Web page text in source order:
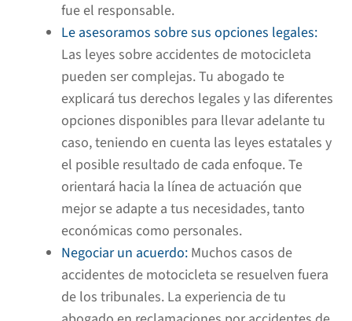
fue el responsable.
Le asesoramos sobre sus opciones legales:
Las leyes sobre accidentes de motocicleta
pueden ser complejas. Tu abogado te
explicará tus derechos legales y las diferentes
opciones disponibles para llevar adelante tu
caso, teniendo en cuenta las leyes estatales y
el posible resultado de cada enfoque. Te
orientará hacia la línea de actuación que
mejor se adapte a tus necesidades, tanto
económicas como personales.
Negociar un acuerdo: Muchos casos de
accidentes de motocicleta se resuelven fuera
de los tribunales. La experiencia de tu